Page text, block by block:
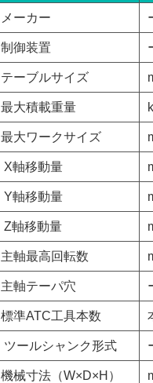
メーカー
制御装置
テーブルサイズ
最大積載重量
最大ワークサイズ
X軸移動量
Y軸移動量
Z軸移動量
主軸最高回転数
主軸テーパ穴
標準ATC工具本数
ツールシャンク形式
機械寸法（W×D×H）